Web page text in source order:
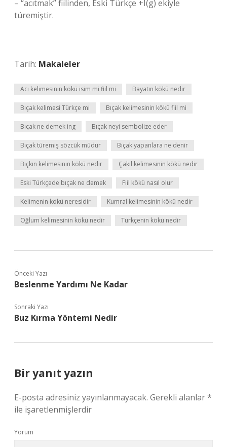
– “acıtmak” fiilinden, Eski Türkçe +I(g) ekiyle
türemiştir.
Tarih: Makaleler
Acı kelimesinin kökü isim mi fiil mi Bayatın kökü nedir
Bıçak kelimesi Türkçe mi Bıçak kelimesinin kökü fiil mi
Bıçak ne demek ing Bıçak neyi sembolize eder
Bıçak türemiş sözcük müdür Bıçak yapanlara ne denir
Bıçkın kelimesinin kökü nedir Çakıl kelimesinin kökü nedir
Eski Türkçede bıçak ne demek Fiil kökü nasıl olur
Kelimenin kökü neresidir Kumral kelimesinin kökü nedir
Oğlum kelimesinin kökü nedir Türkçenin kökü nedir
Önceki Yazı
Beslenme Yardımı Ne Kadar
Sonraki Yazı
Buz Kırma Yöntemi Nedir
Bir yanıt yazın
E-posta adresiniz yayınlanmayacak. Gerekli alanlar*
ile işaretlenmişlerdir
Yorum